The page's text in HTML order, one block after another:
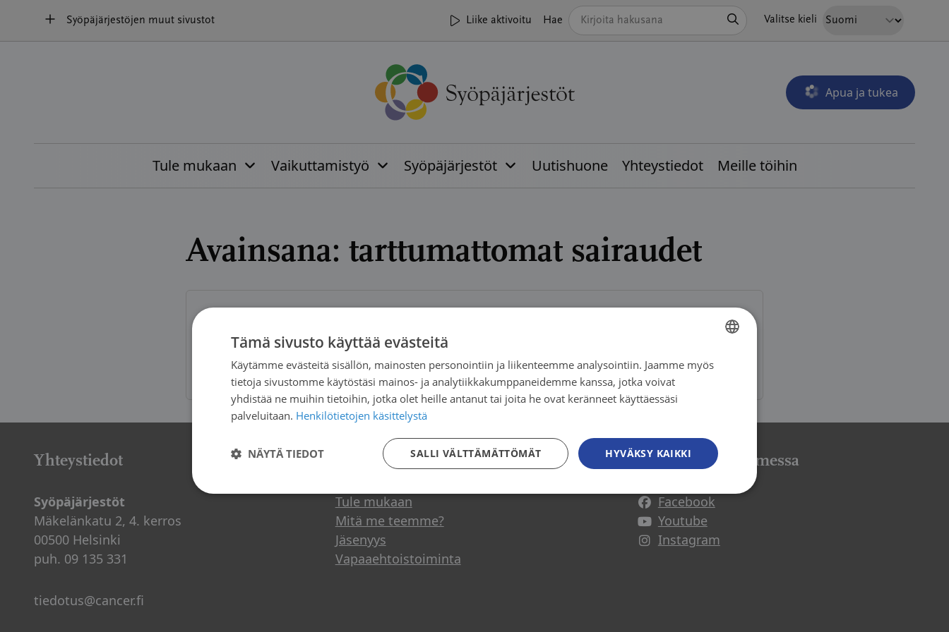
sisältöön
Syöpäjärjestöjen muut sivustot Liike aktivoitu Hae Valitse kieli
Apua ja tukea
Avautuu uudessa
Tule mukaan Vaikuttamistyö Syöpäjärjestöt Uutishuone Yhteystiedot Meille töihin
Avainsana: tarttumattomat sairaudet
AJANKOHTAISTA
SuomiAreena -keskustelu: Kansanterveyttä etänä – kenelle digi
sopii ja millä ehdoilla?
Yhteystiedot
Syöpäjärjestöt
Mäkelänkatu 2, 4. kerros
00500 Helsinki
puh. 09 135 331
tiedotus@cancer.fi
Osallistu toimintaan
Tule mukaan
Mitä me teemme?
Jäsenyys
Vapaaehtoistoiminta
Syöpäjärjestöt somessa
Facebook
Avautuu uuteen ikkunaan
Youtube
Avautuu uuteen ikkunaan
Instagram
Avautuu uuteen ikkunaan
FINNISH
Tämä sivusto käyttää evästeitä
Käytämme evästeitä sisällön, mainosten personointiin ja liikenteemme analysointiin. Jaamme myös
tietoja sivustomme käytöstäsi mainos- ja analytiikkakumppaneidemme kanssa, jotka voivat
yhdistää ne muihin tietoihin, jotka olet heille antanut tai joita he ovat keränneet käyttäessäsi
palveluitaan. Henkilötietojen käsittelystä
HYVÄKSY KAIKKI
SALLI VÄLTTÄMÄTTÖMÄT
NÄYTÄ TIEDOT